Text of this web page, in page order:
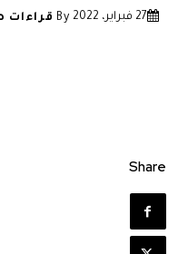
27 فبراير، 2022 By قراءات
Share